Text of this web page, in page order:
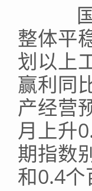
国
整体平
划以上
赢利同
产经营
月上升
期指数
和0.4个